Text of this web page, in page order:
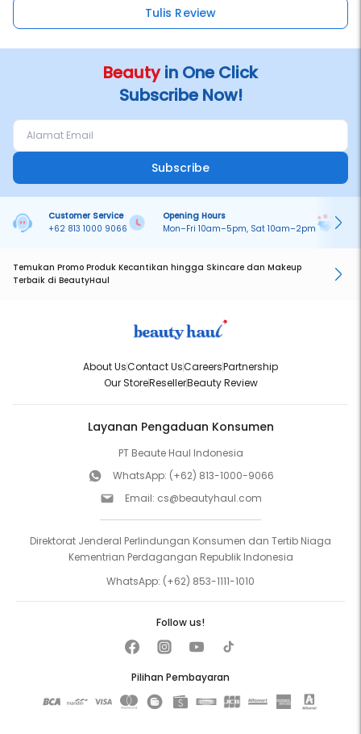
Tulis Review
Beautyin One Click
Subscribe Now!
Subscribe
Customer Service
+62 813 1000 9066
Opening Hours
Mon–Fri 10am–5pm, Sat 10am–2pm
Temukan Promo Produk Kecantikan hingga Skincare dan Makeup
Terbaik di BeautyHaul
About UsContact UsCareersPartnership
Our StoreResellerBeauty Review
Layanan Pengaduan Konsumen
PT Beaute Haul Indonesia
WhatsApp: (+62) 813-1000-9066
Email: cs@beautyhaul.com
Direktorat Jenderal Perlindungan Konsumen dan Tertib Niaga
Kementrian Perdagangan Republik Indonesia
WhatsApp: (+62) 853-1111-1010
Pilihan Pembayaran
Follow us!